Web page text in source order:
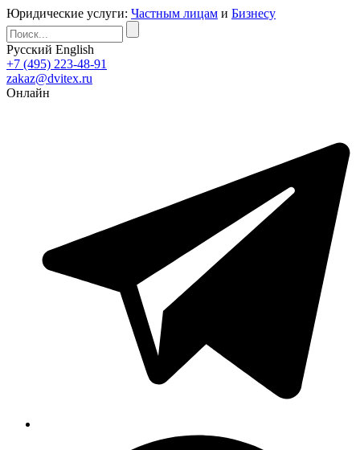
Юридические услуги: Частным лицам и Бизнесу
Русский English
+7 (495) 223-48-91
zakaz@dvitex.ru
Онлайн